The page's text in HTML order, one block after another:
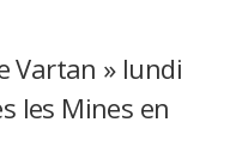
Vartan » lundi
les Mines en